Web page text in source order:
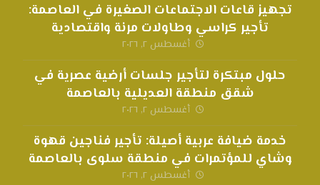
تجهيز قاعات الاجتماعات الصغيرة في العاصمة:
تأجير كراسي وطاولات مرنة واقتصادية
أغسطس ٢, ٢٠٢٦
حلول مبتكرة لتأجير جلسات أرضية عصرية في
شقق منطقة العديلية بالعاصمة
أغسطس ٢, ٢٠٢٦
خدمة ضيافة عربية أصيلة: تأجير فناجين قهوة
وشاي للمؤتمرات في منطقة سلوى بالعاصمة
أغسطس ٢, ٢٠٢٦